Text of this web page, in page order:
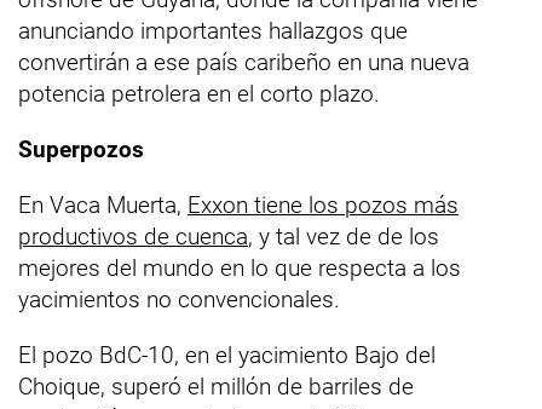
anunciando importantes hallazgos que
convertirán a ese país caribeño en una nueva
potencia petrolera en el corto plazo.
Superpozos
En Vaca Muerta, Exxon tiene los pozos más
productivos de cuenca, y tal vez de de los
mejores del mundo en lo que respecta a los
yacimientos no convencionales.
El pozo BdC-10, en el yacimiento Bajo del
Choique, superó el millón de barriles de